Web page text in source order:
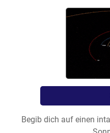
Begib dich auf einen